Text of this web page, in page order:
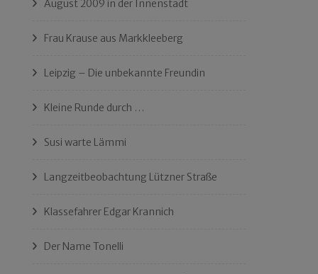
August 2009 in der Innenstadt
Frau Krause aus Markkleeberg
Leipzig – Die unbekannte Freundin
Kleine Runde durch …
Susi warte Lämmi
Langzeitbeobachtung Lützner Straße
Klassefahrer Edgar Krannich
Der Name Tonelli